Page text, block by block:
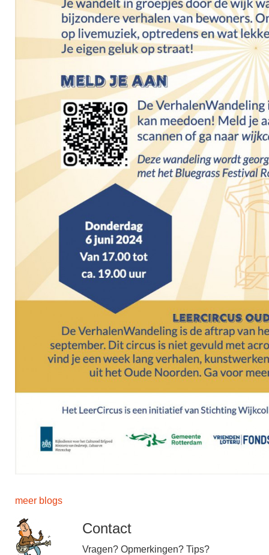
meer blogs
Contact
Vragen? Opmerkingen? Tips?